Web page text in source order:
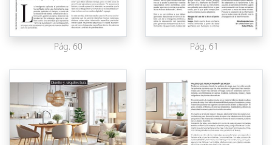
Pág. 60 Pág. 61